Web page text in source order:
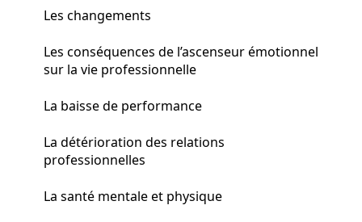
Les changements
Les conséquences de l’ascenseur émotionnel
sur la vie professionnelle
La baisse de performance
La détérioration des relations
professionnelles
La santé mentale et physique